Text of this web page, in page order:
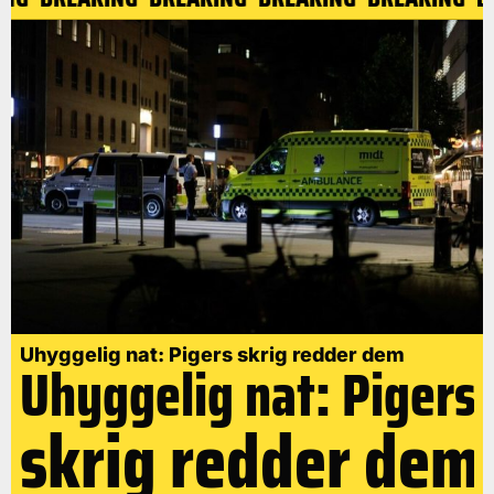
Uhyggelig nat: Pigers skrig redder dem
Uhyggelig nat: Pigers
skrig redder dem